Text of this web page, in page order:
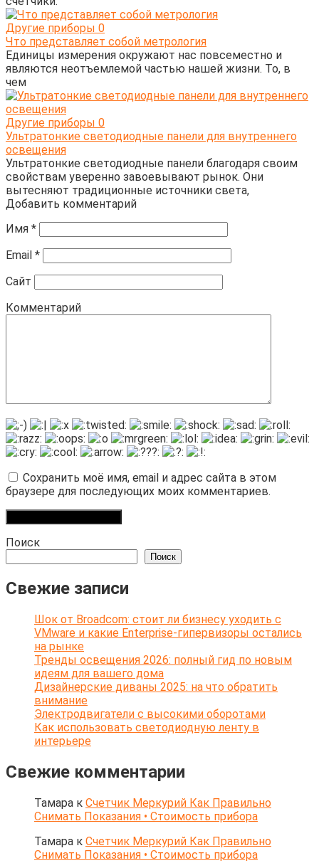
Другие приборы 0
Что представляет собой метрология
Единицы измерения окружают нас повсеместно и
являются неотъемлемой частью нашей жизни. То, в
чем
Другие приборы 0
Ультратонкие светодиодные панели для внутреннего
освещения
Ультратонкие светодиодные панели благодаря своим
свойствам уверенно завоевывают рынок. Они
вытесняют традиционные источники света,
Добавить комментарий
Имя *
Email *
Сайт
Комментарий
Сохранить моё имя, email и адрес сайта в этом
браузере для последующих моих комментариев.
Поиск
Поиск
Свежие записи
Шок от Broadcom: стоит ли бизнесу уходить с
VMware и какие Enterprise-гипервизоры остались
на рынке
Тренды освещения 2026: полный гид по новым
идеям для вашего дома
Дизайнерские диваны 2025: на что обратить
внимание
Электродвигатели с высокими оборотами
Как использовать светодиодную ленту в
интерьере
Свежие комментарии
Тамара к Счетчик Меркурий Как Правильно
Снимать Показания • Стоимость прибора
Тамара к Счетчик Меркурий Как Правильно
Снимать Показания • Стоимость прибора